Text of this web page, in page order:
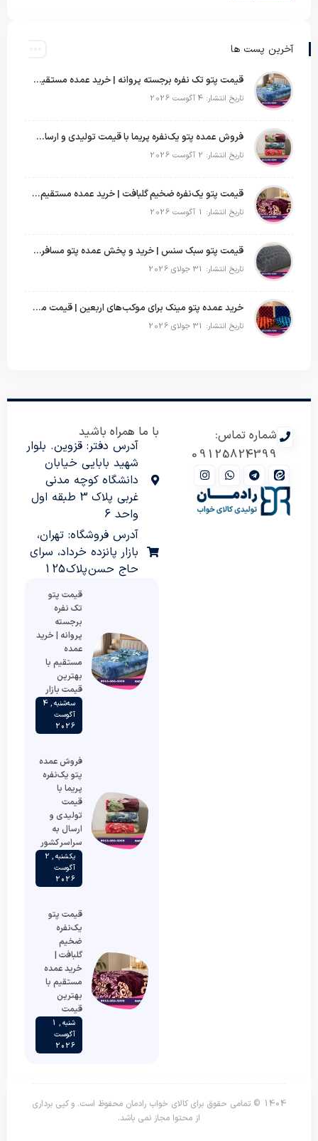
آخرین پست ها
قیمت پتو تک نفره برجسته پروانه | خرید عمده مستقیم با بهترین قیمت بازار
تاریخ انتشار: 4 آگوست 2026
فروش عمده پتو یک‌نفره پریما با قیمت تولیدی و ارسال به سراسر کشور
تاریخ انتشار: 2 آگوست 2026
قیمت پتو یک‌نفره ضخیم گلبافت | خرید عمده مستقیم با بهترین قیمت
تاریخ انتشار: 1 آگوست 2026
قیمت پتو سبک سنس | خرید و پخش عمده پتو مسافرتی Sense
تاریخ انتشار: 31 جولای 2026
خرید عمده پتو مینک برای موکب‌های اربعین | قیمت مناسب و ارسال سریع
تاریخ انتشار: 31 جولای 2026
شماره تماس:
09125824399
با ما همراه باشید
آدرس دفتر: قزوین. بلوار
شهید بابایی خیابان
دانشگاه کوچه مدنی
غربی پلاک 3 طبقه اول
واحد 6
آدرس فروشگاه: تهران،
بازار پانزده خرداد، سرای
حاج حسن پلاک 125
قیمت پتو
تک نفره
برجسته
پروانه | خرید
عمده
مستقیم با
بهترین
قیمت بازار
سه‌شنبه , 4
آگوست
2026
فروش عمده
پتو یک‌نفره
پریما با
قیمت
تولیدی و
ارسال به
سراسر کشور
یکشنبه , 2
آگوست
2026
قیمت پتو
یک‌نفره
ضخیم
گلبافت |
خرید عمده
مستقیم با
بهترین
قیمت
شنبه , 1
آگوست
2026
1404 © تمامی حقوق برای کالای خواب رادمان محفوظ است. و کپی برداری
از محتوا مجاز نمی باشد.